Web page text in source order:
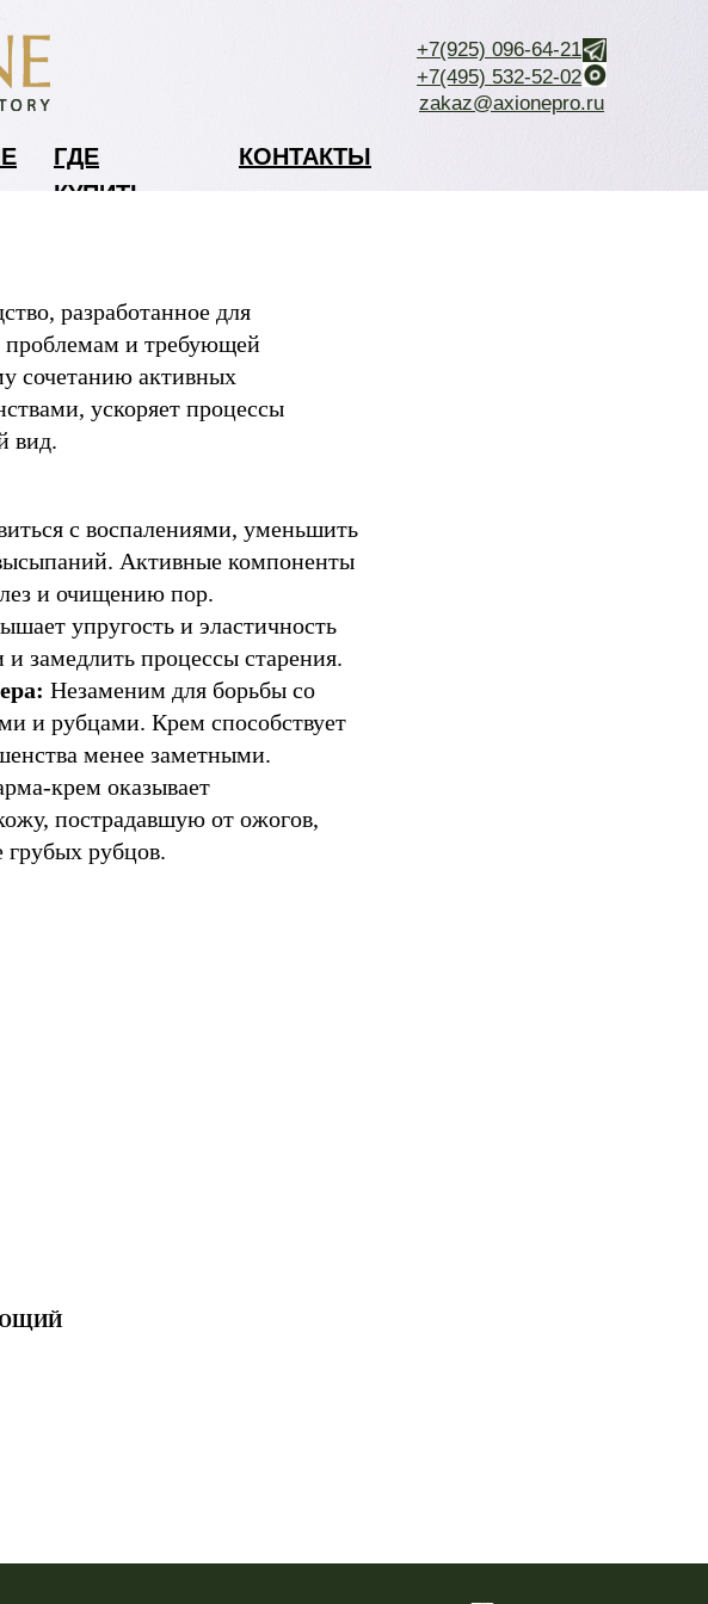
ГДЕ
КУПИТЬ
+7(925) 096-64-21
+7(495) 532-52-02
zakaz@axionepro.ru
КОНТАКТЫ
разработанное для
проблемам и требующей
сочетанию активных
ускоряет процессы
вид.
с воспалениями, уменьшить
Активные компоненты
и очищению пор.
упругость и эластичность
замедлить процессы старения.
Незаменим для борьбы со
и рубцами. Крем способствует
менее заметными.
крем оказывает
пострадавшую от ожогов,
грубых рубцов.